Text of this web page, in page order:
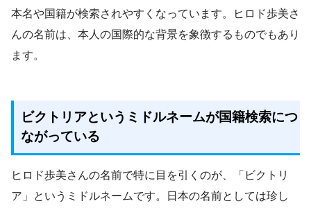
本名や国籍が検索されやすくなっています。ヒロド歩美さ
んの名前は、本人の国際的な背景を象徴するものでもあり
ます。
ビクトリアというミドルネームが国籍検索につ
ながっている
ヒロド歩美さんの名前で特に目を引くのが、「ビクトリ
ア」というミドルネームです。日本の名前としては珍し